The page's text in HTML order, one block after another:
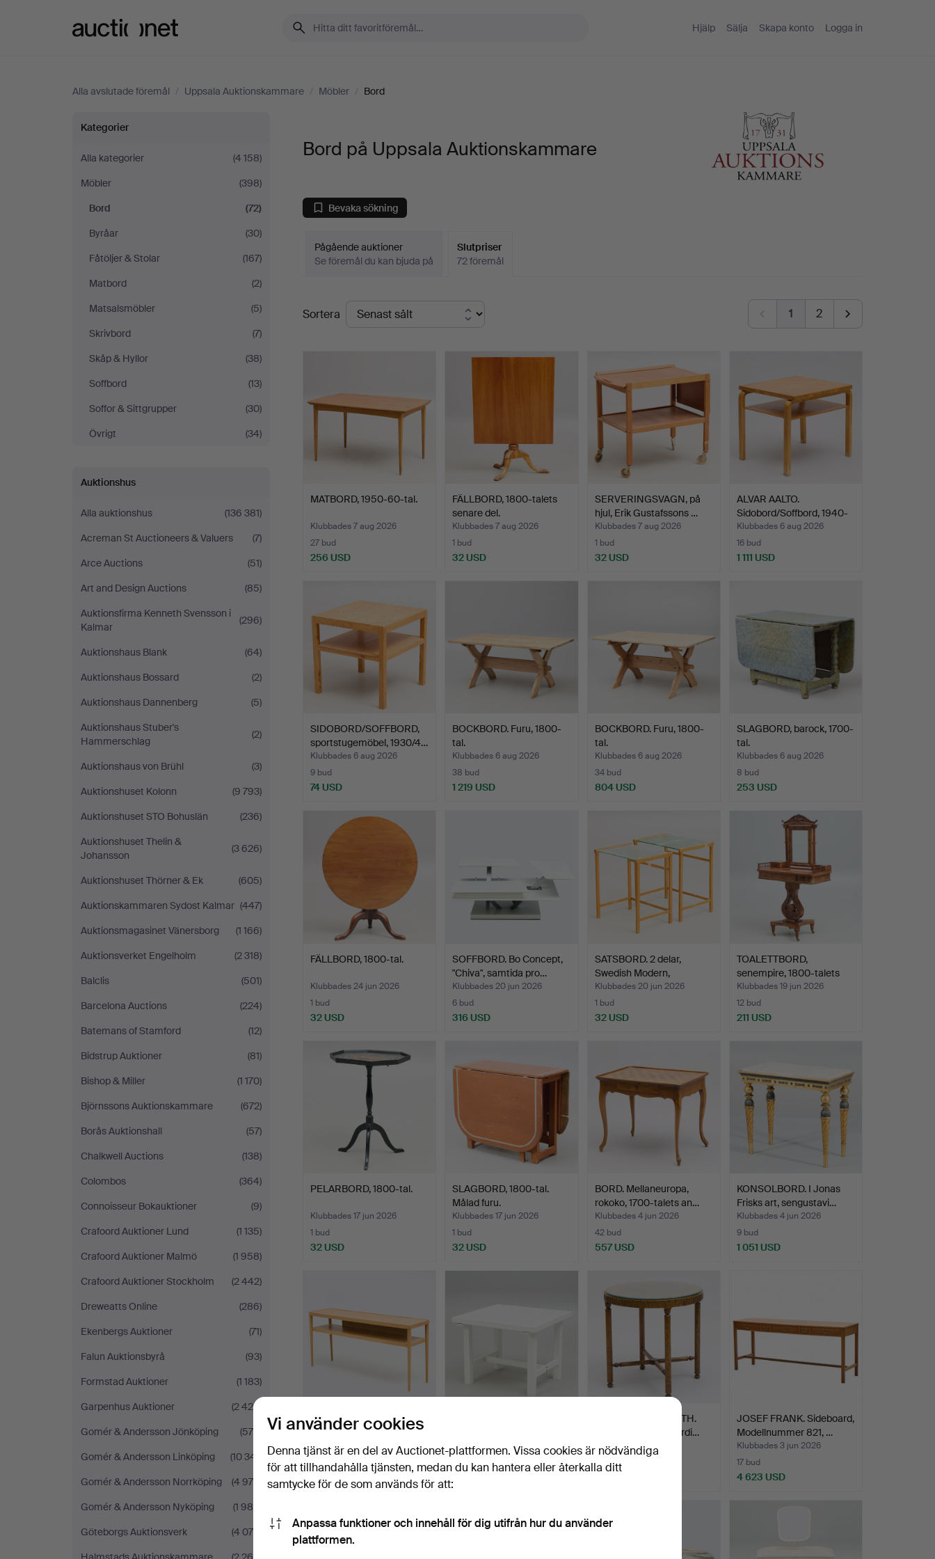
Hjälp Sälja Skapa konto Logga in
Alla avslutade föremål / Uppsala Auktionskammare / Möbler / Bord
Bord
på
Uppsala
Auktionskammare
Kategorier
Alla kategorier
(4 158)
Möbler
(398)
Bord
(72)
Byråar
(30)
Fåtöljer & Stolar
(167)
Matbord
(2)
Matsalsmöbler
(5)
Skrivbord
(7)
Skåp & Hyllor
(38)
Soffbord
(13)
Soffor & Sittgrupper
(30)
Övrigt
(34)
Auktionshus
Alla auktionshus
(136 381)
Acreman St Auctioneers & Valuers
(7)
Arce Auctions
(51)
Art and Design Auctions
(85)
Auktionsfirma Kenneth Svensson i
Kalmar
(296)
Auktionshaus Blank
(64)
Auktionshaus Bossard
(2)
Auktionshaus Dannenberg
(5)
Auktionshaus Stuber's
Hammerschlag
(2)
Auktionshaus von Brühl
(3)
Auktionshuset Kolonn
(9 793)
Auktionshuset STO Bohuslän
(236)
Auktionshuset Thelin &
Johansson
(3 626)
Auktionshuset Thörner & Ek
(605)
Auktionskammaren Sydost Kalmar (447)
Auktionsmagasinet Vänersborg
(1 166)
Auktionsverket Engelholm
(2 318)
Balclis
(501)
Barcelona Auctions
(224)
Batemans of Stamford
(12)
Bidstrup Auktioner
(81)
Bishop & Miller
(1 170)
Björnssons Auktionskammare
(672)
Borås Auktionshall
(57)
Chalkwell Auctions
(138)
Colombos
(364)
Connoisseur Bokauktioner
(9)
Crafoord Auktioner Lund
(1 135)
Crafoord Auktioner Malmö
(1 958)
Crafoord Auktioner Stockholm
(2 442)
Dreweatts Online
(286)
Ekenbergs Auktioner
(71)
Falun Auktionsbyrå
(93)
Formstad Auktioner
(1 183)
Garpenhus Auktioner
(2 425)
Gomér & Andersson Jönköping
(579)
Gomér & Andersson Linköping
(10 341)
Gomér & Andersson Norrköping
(4 978)
Gomér & Andersson Nyköping
(1 980)
Göteborgs Auktionsverk
(4 070)
Bord på Uppsala Auktionskammare
Bevaka sökning
Pågående auktioner
Se föremål du kan bjuda på
Slutpriser
72 föremål
Slutpriser
Sortera 1 2
MATBORD, 1950-60-tal.
Klubbades 7 aug 2026
27 bud
256 USD
FÄLLBORD, 1800-talets
senare del.
Klubbades 7 aug 2026
1 bud
32 USD
SERVERINGSVAGN, på
hjul, Erik Gustafssons …
Klubbades 7 aug 2026
1 bud
32 USD
ALVAR AALTO.
Sidobord/Soffbord, 1940-
tal.
Klubbades 6 aug 2026
16 bud
1 111 USD
SIDOBORD/SOFFBORD,
sportstugemöbel, 1930/4…
Klubbades 6 aug 2026
9 bud
74 USD
BOCKBORD. Furu, 1800-
tal.
Klubbades 6 aug 2026
38 bud
1 219 USD
BOCKBORD. Furu, 1800-
tal.
Klubbades 6 aug 2026
34 bud
804 USD
SLAGBORD, barock, 1700-
tal.
Klubbades 6 aug 2026
8 bud
253 USD
FÄLLBORD, 1800-tal.
Klubbades 24 jun 2026
1 bud
32 USD
SOFFBORD. Bo Concept,
"Chiva", samtida pro…
Klubbades 20 jun 2026
6 bud
316 USD
SATSBORD. 2 delar,
Swedish Modern,
1940/50…
Klubbades 20 jun 2026
1 bud
32 USD
TOALETTBORD,
senempire, 1800-talets
fösta …
Klubbades 19 jun 2026
12 bud
211 USD
PELARBORD, 1800-tal.
Klubbades 17 jun 2026
1 bud
32 USD
SLAGBORD, 1800-tal.
Målad furu.
Klubbades 17 jun 2026
1 bud
32 USD
BORD. Mellaneuropa,
rokoko, 1700-talets an…
Klubbades 4 jun 2026
42 bud
557 USD
KONSOLBORD. I Jonas
Frisks art, sengustavi…
Klubbades 4 jun 2026
9 bud
1 051 USD
SIDEBOARD, ur
Stockholm-serien, IKEA,
2000…
Klubbades 4 jun 2026
14 bud
179 USD
Klubbades 4 jun 2026
4 bud
AXEL EINAR HJORTH.
"Coolidge", bord, Nordi…
Klubbades 3 jun 2026
11 bud
JOSEF FRANK. Sideboard,
Modellnummer 821, …
Klubbades 3 jun 2026
17 bud
4 623 USD
Vi använder cookies
Denna tjänst är en del av Auctionet-plattformen. Vissa cookies är nödvändiga
för att tillhandahålla tjänsten, medan du kan hantera eller återkalla ditt
samtycke för de som används för att:
Anpassa funktioner och innehåll för dig utifrån hur du använder
plattformen.